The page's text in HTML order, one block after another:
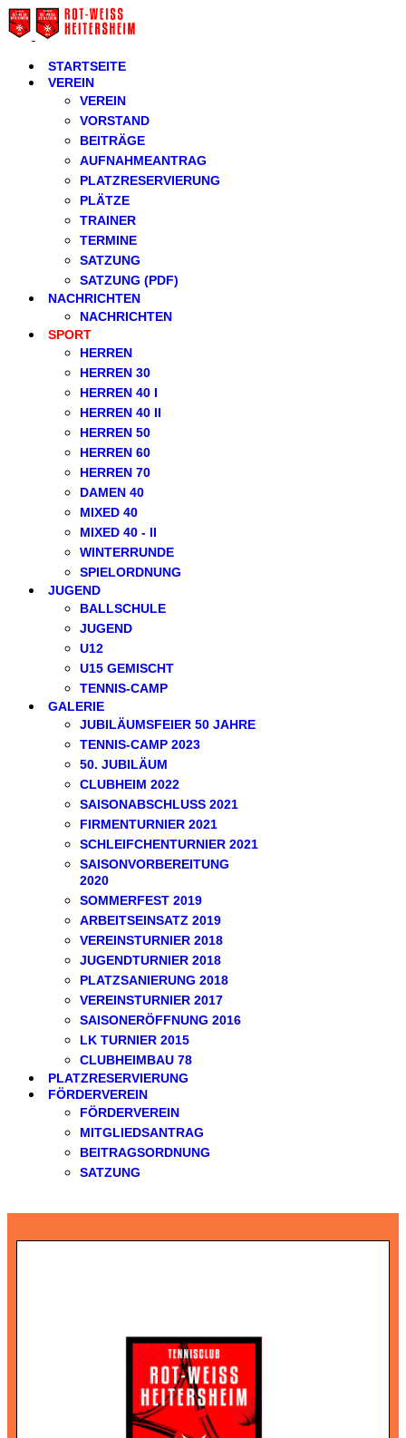
STARTSEITE
VEREIN
VEREIN
VORSTAND
BEITRÄGE
AUFNAHMEANTRAG
PLATZRESERVIERUNG
PLÄTZE
TRAINER
TERMINE
SATZUNG
SATZUNG (PDF)
NACHRICHTEN
NACHRICHTEN
SPORT
HERREN
HERREN 30
HERREN 40 I
HERREN 40 II
HERREN 50
HERREN 60
HERREN 70
DAMEN 40
MIXED 40
MIXED 40 - II
WINTERRUNDE
SPIELORDNUNG
JUGEND
BALLSCHULE
JUGEND
U12
U15 GEMISCHT
TENNIS-CAMP
GALERIE
JUBILÄUMSFEIER 50 JAHRE
TENNIS-CAMP 2023
50. JUBILÄUM
CLUBHEIM 2022
SAISONABSCHLUSS 2021
FIRMENTURNIER 2021
SCHLEIFCHENTURNIER 2021
SAISONVORBEREITUNG
2020
SOMMERFEST 2019
ARBEITSEINSATZ 2019
VEREINSTURNIER 2018
JUGENDTURNIER 2018
PLATZSANIERUNG 2018
VEREINSTURNIER 2017
SAISONERÖFFNUNG 2016
LK TURNIER 2015
CLUBHEIMBAU 78
PLATZRESERVIERUNG
FÖRDERVEREIN
FÖRDERVEREIN
MITGLIEDSANTRAG
BEITRAGSORDNUNG
SATZUNG